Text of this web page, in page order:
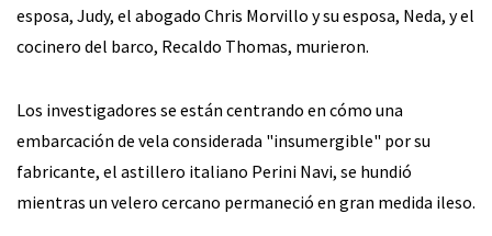
esposa, Judy, el abogado Chris Morvillo y su esposa, Neda, y el
cocinero del barco, Recaldo Thomas, murieron.
Los investigadores se están centrando en cómo una
embarcación de vela considerada "insumergible" por su
fabricante, el astillero italiano Perini Navi, se hundió
mientras un velero cercano permaneció en gran medida ileso.